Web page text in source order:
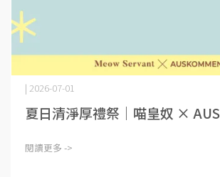
| 2026-07-01
夏日清淨厚禮祭｜喵皇奴 ×
閱讀更多 ->